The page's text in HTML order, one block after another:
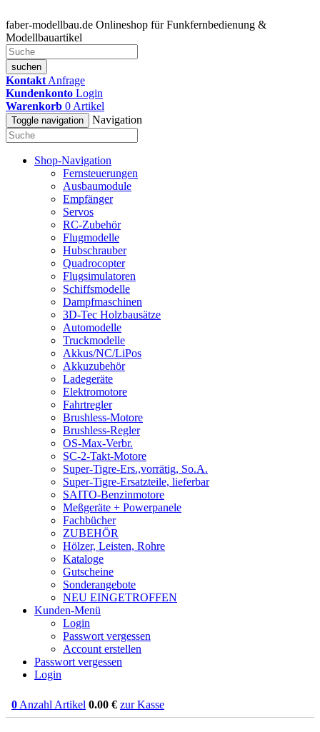
faber-modellbau.de Onlineshop für Funkfernbedienung &
Modellbauartikel
suchen
Kontakt Anfrage
Kundenkonto Login
Warenkorb 0 Artikel
Toggle navigation Navigation
Shop-Navigation
Fernsteuerungen
Ausbaumodule
Empfänger
Servos
RC-Zubehör
Flugmodelle
Hubschrauber
Quadrocopter
Flugsimulatoren
Schiffsmodelle
Dampfmaschinen
3D-Tec Holzbausätze
Automodelle
Truckmodelle
Akkus/NC/LiPos
Akkuzubehör
Ladegeräte
Elektromotore
Fahrtregler
Brushless-Motore
Brushless-Regler
OS-Max-Verbr.
SC-2-Takt-Motore
Super-Tigre-Ers.,vorrätig, So.A.
Super-Tigre-Ersatzteile, lieferbar
SAITO-Benzinmotore
Meßgeräte + Powerpanele
Fachbücher
ZUBEHÖR
Hölzer, Leisten, Rohre
Kataloge
Gutscheine
Sonderangebote
NEU EINGETROFFEN
Kunden-Menü
Login
Passwort vergessen
Account erstellen
Passwort vergessen
Login
0 Anzahl Artikel 0.00 € zur Kasse